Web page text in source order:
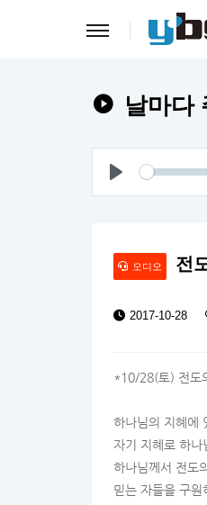
날마다
오디오 전
2017-10-28
*10/28(토) 전도
하나님의 지혜에
자기 지혜로 하나
하나님께서 전도
믿는 자들을 구원